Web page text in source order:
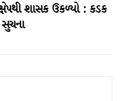
શાસક ઉકળ્યો : કડક
સુચના